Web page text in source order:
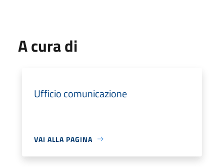
A cura di
Ufficio comunicazione
VAI ALLA PAGINA